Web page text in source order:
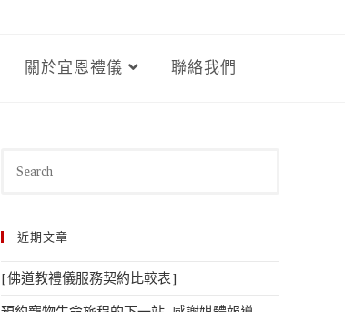
關於宜恩禮儀 聯絡我們
近期文章
[佛道教禮儀服務契約比較表]